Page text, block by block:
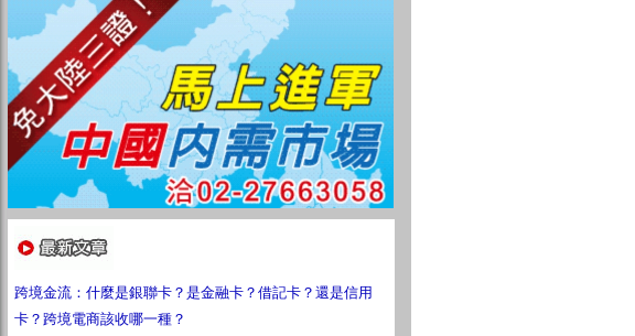
跨境金流：什麼是銀聯卡？是金融卡？借記卡？還是信用
卡？跨境電商該收哪一種？